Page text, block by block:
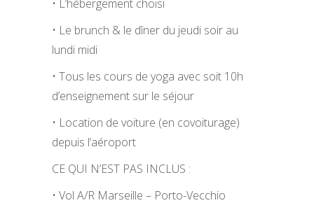
• L’hébergement choisi
• Le brunch & le dîner du jeudi soir au
lundi midi
• Tous les cours de yoga avec soit 10h
d’enseignement sur le séjour
• Location de voiture (en covoiturage)
depuis l’aéroport
CE QUI N’EST PAS INCLUS :
• Vol A/R Marseille – Porto-Vecchio